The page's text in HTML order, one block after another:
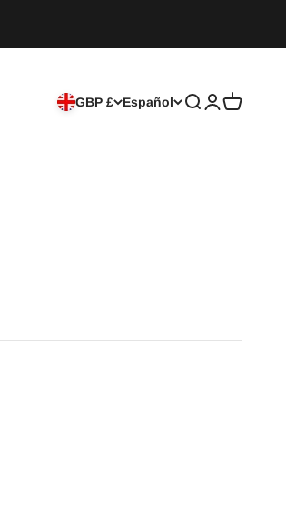
GBP £ Español BuscarIniciar sesión
Carrito